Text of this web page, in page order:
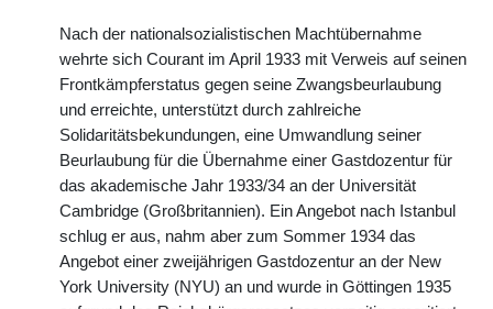
Nach der nationalsozialistischen Machtübernahme
wehrte sich Courant im April 1933 mit Verweis auf seinen
Frontkämpferstatus gegen seine Zwangsbeurlaubung
und erreichte, unterstützt durch zahlreiche
Solidaritätsbekundungen, eine Umwandlung seiner
Beurlaubung für die Übernahme einer Gastdozentur für
das akademische Jahr 1933/34 an der Universität
Cambridge (Großbritannien). Ein Angebot nach Istanbul
schlug er aus, nahm aber zum Sommer 1934 das
Angebot einer zweijährigen Gastdozentur an der New
York University (NYU) an und wurde in Göttingen 1935